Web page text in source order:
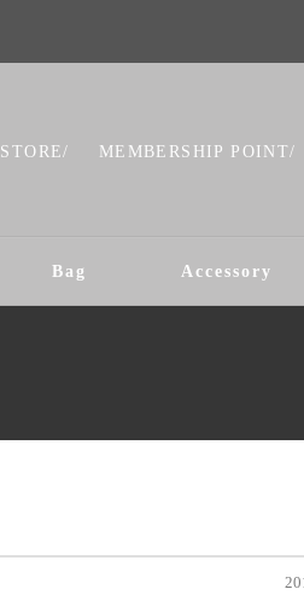
STORE/ MEMBERSHIP POINT/
Bag Accessory